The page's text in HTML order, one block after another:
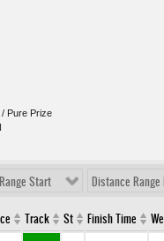
Pure Prize
Start Distance Range
Track St Finish Time